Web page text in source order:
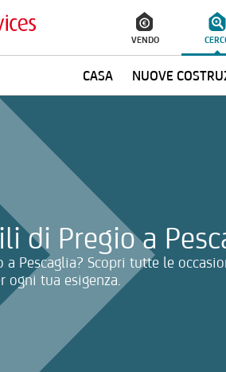
VENDO
CASA NUOVE
di Pregio a
Pescaglia? Scopri tutte le
tua esigenza.
alla selezione delle informazioni